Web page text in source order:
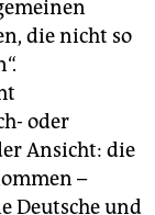
die nicht so
oder
Ansicht: die
–
Deutsche und